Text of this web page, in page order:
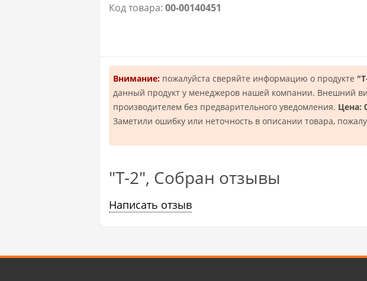
Код товара: 00-00140451
Внимание: пожалуйста сверяйте информацию о продукте
данный продукт у менеджеров нашей компании. Внешний
производителем без предварительного уведомления. Цена:
Заметили ошибку или неточность в описании товара,
"Т-2", Собран отзывы
Написать отзыв